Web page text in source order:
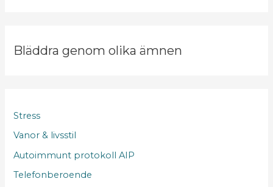
Bläddra genom olika ämnen
Stress
Vanor & livsstil
Autoimmunt protokoll AIP
Telefonberoende